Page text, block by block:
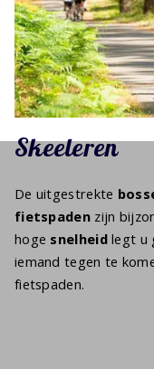
Skeeleren
De uitgestrekte
fietspadenzijn
hoge snelheidlegt u
iemand tegen te
fietspaden.